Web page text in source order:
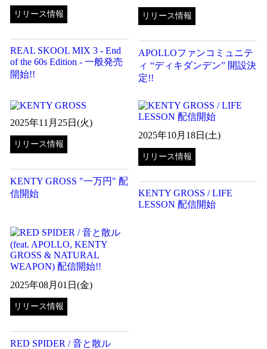
リリース情報
REAL SKOOL MIX 3 - End
of the 60s Edition - 一般発売
開始!!
リリース情報
APOLLOファンコミュニテ
ィ “ディキダンデン” 開設決
定!!
2025年11月25日(火)
リリース情報
KENTY GROSS "一万円" 配
信開始
2025年10月18日(土)
リリース情報
KENTY GROSS / LIFE
LESSON 配信開始
2025年08月01日(金)
リリース情報
RED SPIDER / 音と散ル